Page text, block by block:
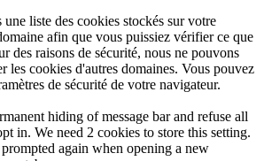
liste des cookies stockés sur votre
afin que vous puissiez vérifier ce que
des raisons de sécurité, nous ne pouvons
les cookies d'autres domaines. Vous pouvez
de sécurité de votre navigateur.
hiding of message bar and refuse all
in. We need 2 cookies to store this setting.
again when opening a new